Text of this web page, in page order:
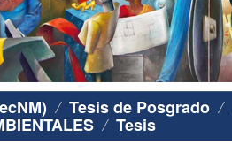
Tesis de Posgrado
Tesis